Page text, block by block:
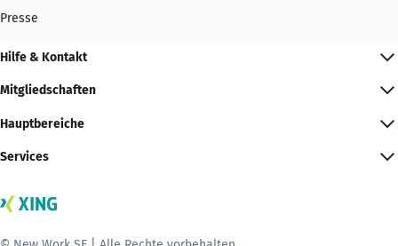
Presse
Hilfe & Kontakt
Mitgliedschaften
Hauptbereiche
Services